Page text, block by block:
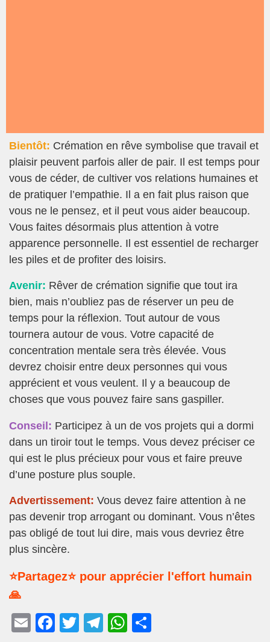
Bientôt: Crémation en rêve symbolise que travail et
plaisir peuvent parfois aller de pair. Il est temps pour
vous de céder, de cultiver vos relations humaines et
de pratiquer l’empathie. Il a en fait plus raison que
vous ne le pensez, et il peut vous aider beaucoup.
Vous faites désormais plus attention à votre
apparence personnelle. Il est essentiel de recharger
les piles et de profiter des loisirs.
Avenir: Rêver de crémation signifie que tout ira
bien, mais n’oubliez pas de réserver un peu de
temps pour la réflexion. Tout autour de vous
tournera autour de vous. Votre capacité de
concentration mentale sera très élevée. Vous
devrez choisir entre deux personnes qui vous
apprécient et vous veulent. Il y a beaucoup de
choses que vous pouvez faire sans gaspiller.
Conseil: Participez à un de vos projets qui a dormi
dans un tiroir tout le temps. Vous devez préciser ce
qui est le plus précieux pour vous et faire preuve
d’une posture plus souple.
Advertissement: Vous devez faire attention à ne
pas devenir trop arrogant ou dominant. Vous n’êtes
pas obligé de tout lui dire, mais vous devriez être
plus sincère.
⭐Partagez⭐ pour apprécier l'effort humain
🙏
E
F
T
T
W